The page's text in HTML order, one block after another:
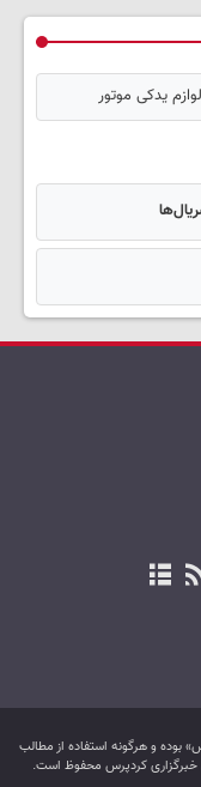
لوازم یدکی موتور
بوده و هرگونه استفاده از مطالب
خبرگزاری کردپرس محفوظ است.